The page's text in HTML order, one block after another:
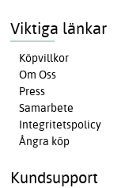
Viktiga länkar
Köpvillkor
Om Oss
Press
Samarbete
Integritetspolicy
Ångra köp
Kundsupport